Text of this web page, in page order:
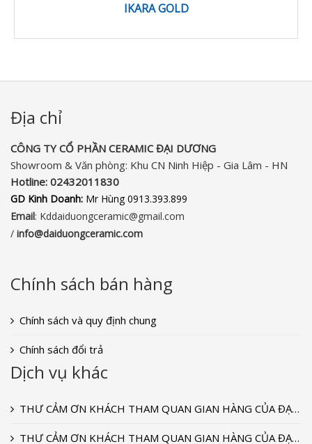
IKARA GOLD
Địa chỉ
CÔNG TY CỔ PHẦN CERAMIC ĐẠI DƯƠNG​
Showroom & Văn phòng: Khu CN Ninh Hiệp - Gia Lâm - HN
Hotline: 02432011830‬
GD Kinh Doanh: Mr Hùng 0913.393.899
Email: Kddaiduongceramic@gmail.com
/ info@daiduongceramic.com
Chính sách bán hàng
Chính sách và quy định chung
Chính sách đổi trả
Dịch vụ khác
THƯ CẢM ƠN KHÁCH THAM QUAN GIAN HÀNG CỦA ĐẠI DƯƠNG CERAMIC TẠI TRIỂN LÃM VIETBUILD T9-2022
THƯ CẢM ƠN KHÁCH THAM QUAN GIAN HÀNG CỦA ĐẠI DƯƠNG CERAMIC TẠI TRIỂN LÃM VIETBUILD T9-2020